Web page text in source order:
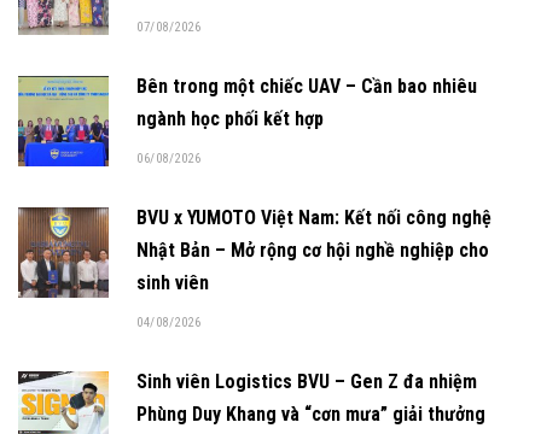
07/08/2026
Bên trong một chiếc UAV – Cần bao nhiêu
ngành học phối kết hợp
06/08/2026
BVU x YUMOTO Việt Nam: Kết nối công nghệ
Nhật Bản – Mở rộng cơ hội nghề nghiệp cho
sinh viên
04/08/2026
Sinh viên Logistics BVU – Gen Z đa nhiệm
Phùng Duy Khang và “cơn mưa” giải thưởng